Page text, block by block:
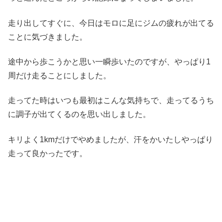
走り出してすぐに、今日はモロに足にジムの疲れが出てる
ことに気づきました。
途中から歩こうかと思い一瞬歩いたのですが、やっぱり1
周だけ走ることにしました。
走ってた時はいつも最初はこんな気持ちで、走ってるうち
に調子が出てくるのを思い出しました。
キリよく1kmだけでやめましたが、汗をかいたしやっぱり
走って良かったです。